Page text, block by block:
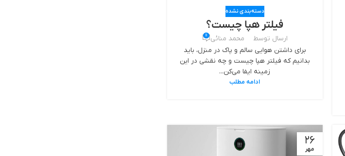
دسته‌بندی نشده
فیلتر هپا چیست؟
ارسال توسط محمد منائی 11
برای داشتن هوایی سالم و پاک در منزل، باید
بدانیم که فیلتر هپا چیست و چه نقشی در این
زمینه ایفا می‌کن...
ادامه مطلب
26
مهر